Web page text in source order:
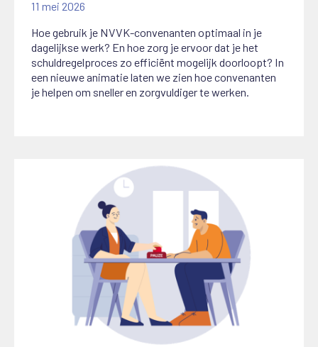
11 mei 2026
Hoe gebruik je NVVK-convenanten optimaal in je
dagelijkse werk? En hoe zorg je ervoor dat je het
schuldregelproces zo efficiënt mogelijk doorloopt? In
een nieuwe animatie laten we zien hoe convenanten
je helpen om sneller en zorgvuldiger te werken.